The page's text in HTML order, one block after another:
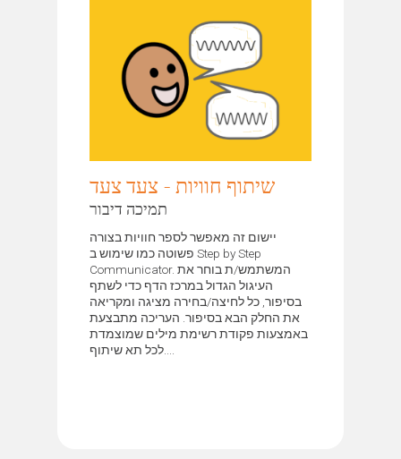
שיתוף חוויות - צעד צעד
תמיכה דיבור
יישום זה מאפשר לספר חוויות בצורה
פשוטה כמו שימוש ב Step by Step
Communicator. המשתמש/ת בוחר את
העיגול הגדול במרכז הדף כדי לשתף
בסיפור, כל לחיצה/בחירה מציגה ומקריאה
את החלק הבא בסיפור. העריכה מתבצעת
באמצעות פקודת רשימת מילים שמוצמדת